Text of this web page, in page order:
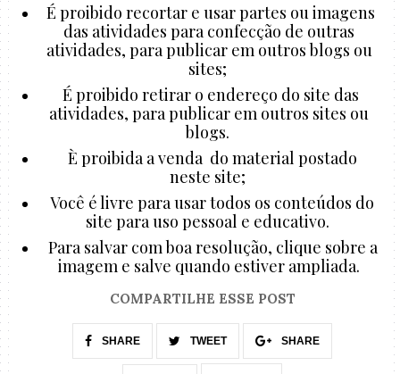
É proibido recortar e usar partes ou imagens
das atividades para confecção de outras
atividades, para publicar em outros blogs ou
sites;
É proibido retirar o endereço do site das
atividades, para publicar em outros sites ou
blogs.
È proibida a venda do material postado
neste site;
Você é livre para usar todos os conteúdos do
site para uso pessoal e educativo.
Para salvar com boa resolução, clique sobre a
imagem e salve quando estiver ampliada.
COMPARTILHE ESSE POST
SHARE TWEET SHARE